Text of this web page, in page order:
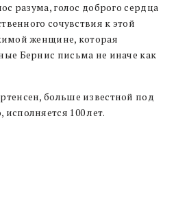
разума, голос доброго сердца
сочувствия к этой
женщине, которая
Бернис письма не иначе как
больше известной под
100 лет.